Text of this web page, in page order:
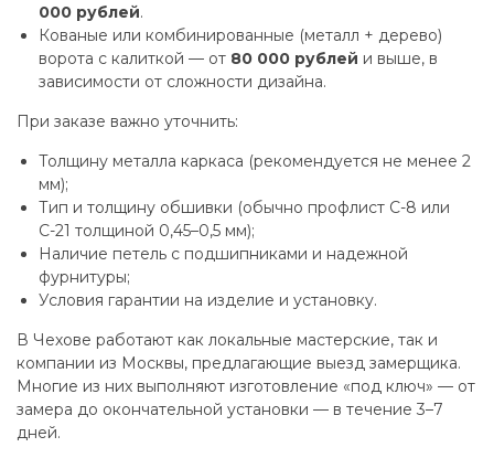
000 рублей.
Кованые или комбинированные (металл + дерево)
ворота с калиткой — от 80 000 рублей и выше, в
зависимости от сложности дизайна.
При заказе важно уточнить:
Толщину металла каркаса (рекомендуется не менее 2
мм);
Тип и толщину обшивки (обычно профлист С-8 или
С-21 толщиной 0,45–0,5 мм);
Наличие петель с подшипниками и надежной
фурнитуры;
Условия гарантии на изделие и установку.
В Чехове работают как локальные мастерские, так и
компании из Москвы, предлагающие выезд замерщика.
Многие из них выполняют изготовление «под ключ» — от
замера до окончательной установки — в течение 3–7
дней.